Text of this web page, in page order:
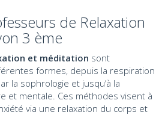
de Relaxation
3 ème
et méditation sont
formes, depuis la respiration
la sophrologie et jusqu’à la
et mentale. Ces méthodes visent à
via une relaxation du corps et